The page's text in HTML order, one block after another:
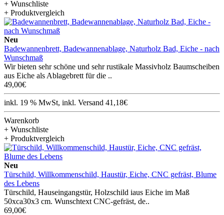
+ Wunschliste
+ Produktvergleich
Neu
Badewannenbrett, Badewannenablage, Naturholz Bad, Eiche - nach
Wunschmaß
Wir bieten sehr schöne und sehr rustikale Massivholz Baumscheiben
aus Eiche als Ablagebrett für die ..
49,00€
inkl. 19 % MwSt, inkl. Versand 41,18€
Warenkorb
+ Wunschliste
+ Produktvergleich
Neu
Türschild, Willkommenschild, Haustür, Eiche, CNC gefräst, Blume
des Lebens
Türschild, Hauseingangstür, Holzschild iaus Eiche im Maß
50xca30x3 cm. Wunschtext CNC-gefräst, de..
69,00€